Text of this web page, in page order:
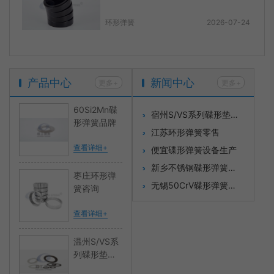
环形弹簧 2026-07-24
产品中心
60Si2Mn碟
形弹簧品牌
查看详细+
枣庄环形弹
簧咨询
查看详细+
温州S/VS系
列碟形垫圈
新闻中心
宿州S/VS系列碟形垫圈采购
江苏环形弹簧零售
便宜碟形弹簧设备生产
新乡不锈钢碟形弹簧冲压
无锡50CrV碟形弹簧价格